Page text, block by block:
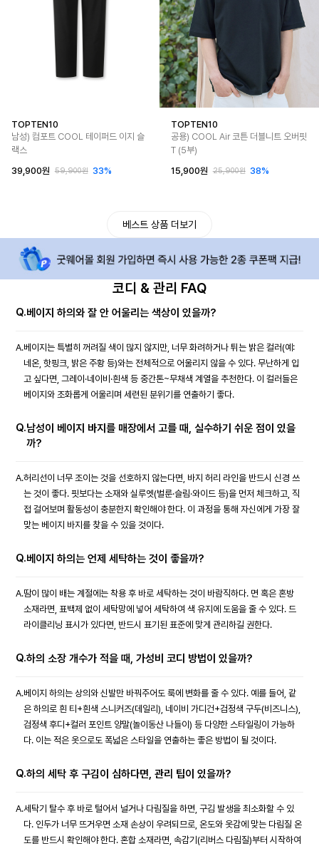
TOPTEN10
남성) 컴포트 COOL 테이퍼드 이지 슬
랙스
39,900원
59,900원 33%
TOPTEN10
공용) COOL Air 코튼 더블니트 오버핏
T (5부)
15,900원
25,900원 38%
베스트 상품 더보기
코디 & 관리 FAQ
Q.베이지 하의와 잘 안 어울리는 색상이 있을까?
A.베이지는 특별히 꺼려질 색이 많지 않지만, 너무 화려하거나 튀는 밝은 컬러(예:
네온, 핫핑크, 밝은 주황 등)와는 전체적으로 어울리지 않을 수 있다. 무난하게 입
고 싶다면, 그레이·네이비·흰색 등 중간톤~무채색 계열을 추천한다. 이 컬러들은
베이지와 조화롭게 어울리며 세련된 분위기를 연출하기 좋다.
Q.남성이 베이지 바지를 매장에서 고를 때, 실수하기 쉬운 점이 있을
까?
A.허리선이 너무 조이는 것을 선호하지 않는다면, 바지 허리 라인을 반드시 신경 쓰
는 것이 좋다. 핏보다는 소재와 실루엣(벌룬·슬림·와이드 등)을 먼저 체크하고, 직
접 걸어보며 활동성이 충분한지 확인해야 한다. 이 과정을 통해 자신에게 가장 잘
맞는 베이지 바지를 찾을 수 있을 것이다.
Q.베이지 하의는 언제 세탁하는 것이 좋을까?
A.땀이 많이 배는 계절에는 착용 후 바로 세탁하는 것이 바람직하다. 면 혹은 혼방
소재라면, 표백제 없이 세탁망에 넣어 세탁하여 색 유지에 도움을 줄 수 있다. 드
라이클리닝 표시가 있다면, 반드시 표기된 표준에 맞게 관리하길 권한다.
Q.하의 소장 개수가 적을 때, 가성비 코디 방법이 있을까?
A.베이지 하의는 상의와 신발만 바꿔주어도 룩에 변화를 줄 수 있다. 예를 들어, 같
은 하의로 흰 티+흰색 스니커즈(데일리), 네이비 가디건+검정색 구두(비즈니스),
검정색 후디+컬러 포인트 양말(놀이동산 나들이) 등 다양한 스타일링이 가능하
다. 이는 적은 옷으로도 폭넓은 스타일을 연출하는 좋은 방법이 될 것이다.
Q.하의 세탁 후 구김이 심하다면, 관리 팁이 있을까?
A.세탁기 탈수 후 바로 털어서 널거나 다림질을 하면, 구김 발생을 최소화할 수 있
다. 인두가 너무 뜨거우면 소재 손상이 우려되므로, 온도와 옷감에 맞는 다림질 온
도를 반드시 확인해야 한다. 혼합 소재라면, 속감기(리버스 다림질)부터 시작하여